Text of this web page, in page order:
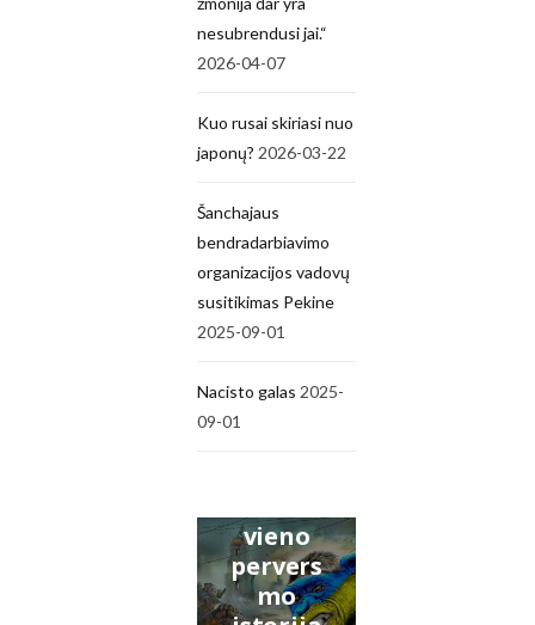
nesubrendusi jai.“
2026-04-07
Kuo rusai skiriasi nuo
japonų? 2026-03-22
Šanchajaus
bendradarbiavimo
organizacijos vadovų
susitikimas Pekine
2025-09-01
Nacisto galas 2025-
09-01
UKRAINA
vieno
pervers
mo